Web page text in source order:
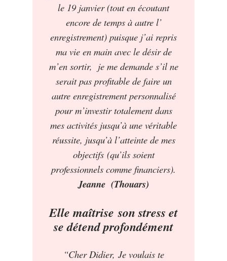
le 19 janvier (tout en écoutant
encore de temps à autre l’
enregistrement) puisque j’ai repris
ma vie en main avec le désir de
m’en sortir, je me demande s’il ne
serait pas profitable de faire un
autre enregistrement personnalisé
pour m’investir totalement dans
mes activités jusqu’à une véritable
réussite, jusqu’à l’atteinte de mes
objectifs(qu’ils soient
professionnels comme financiers).
Jeanne (Thouars)
Ellemaîtrise son stress et
se détend profondément
“Cher Didier, Je voulais te